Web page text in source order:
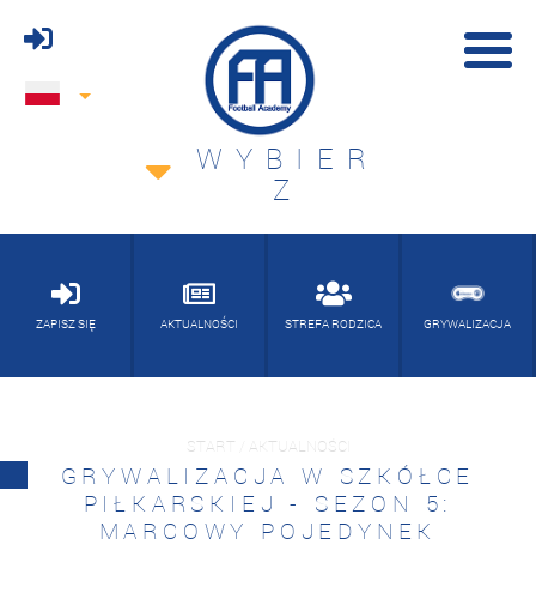
WYBIER
Z
ZAPISZ SIĘ AKTUALNOŚCI STREFA RODZICA GRYWALIZACJA
START / AKTUALNOŚCI
GRYWALIZACJA W SZKÓŁCE
PIŁKARSKIEJ - SEZON 5:
MARCOWY POJEDYNEK